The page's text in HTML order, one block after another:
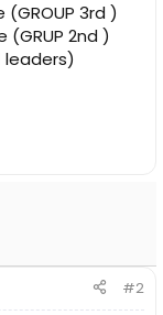
(GROUP 3rd )
(GRUP 2nd )
leaders)
#2